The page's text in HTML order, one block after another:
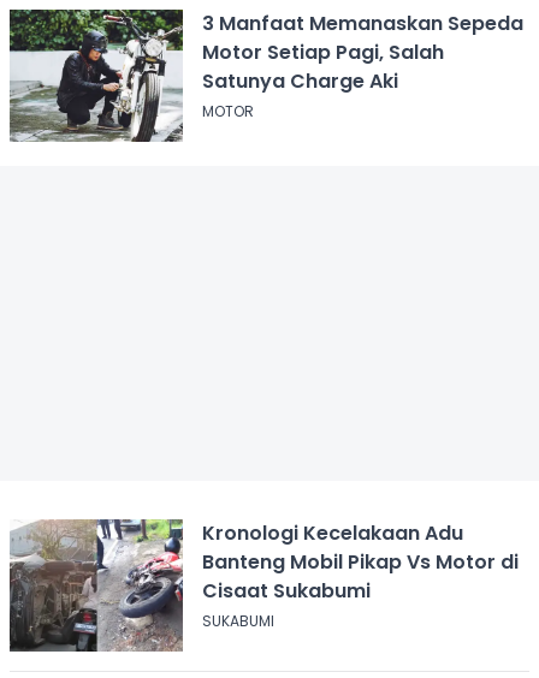
3 Manfaat Memanaskan Sepeda
Motor Setiap Pagi, Salah
Satunya Charge Aki
MOTOR
Kronologi Kecelakaan Adu
Banteng Mobil Pikap Vs Motor di
Cisaat Sukabumi
SUKABUMI